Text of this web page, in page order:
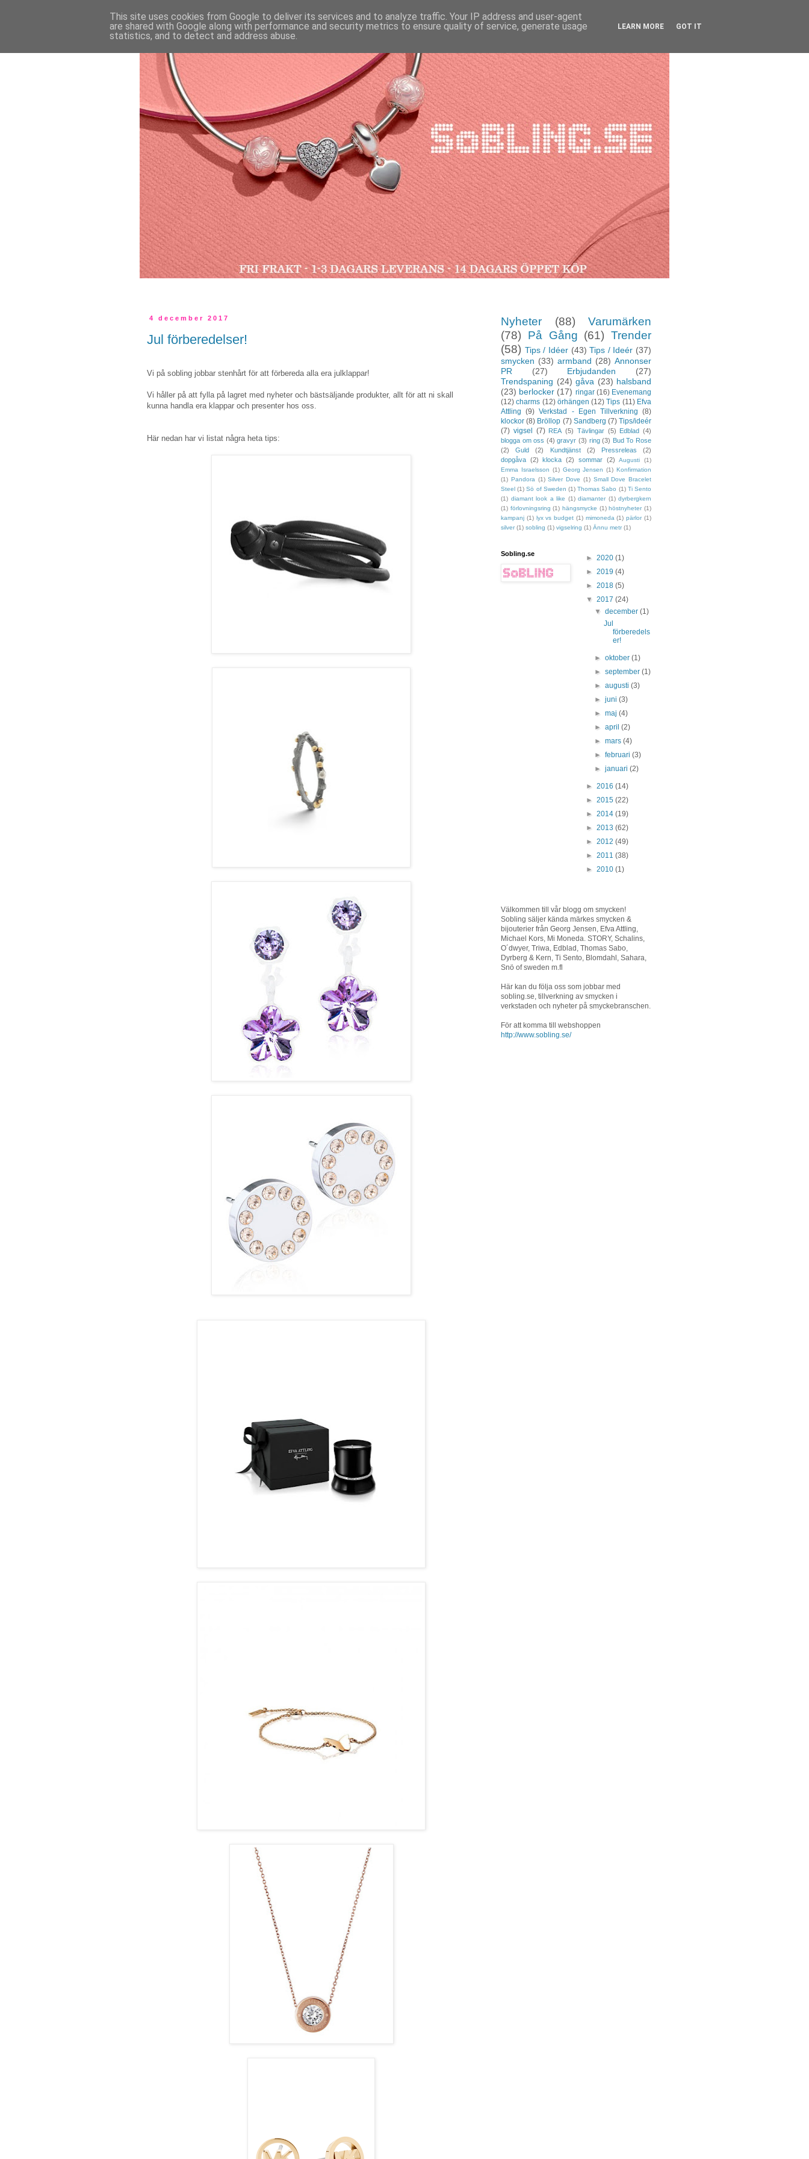
4 december 2017
Jul förberedelser!
Vi på sobling jobbar stenhårt för att förbereda alla era julklappar!
Vi håller på att fylla på lagret med nyheter och bästsäljande produkter, allt för att ni skall
kunna handla era klappar och presenter hos oss.
Här nedan har vi listat några heta tips:
Nyheter (88)
Varumärken
(78)
På Gång (61) Trender
(58) Tips / Idéer (43) Tips / Ideér (37)
smycken (33) armband (28) Annonser
PR
(27) Erbjudanden
(27)
Trendspaning (24) gåva (23) halsband
(23) berlocker (17) ringar (16) Evenemang
(12) charms (12) örhängen (12) Tips (11) Efva
Attling (9) Verkstad - Egen Tillverkning (8)
klockor (8) Bröllop (7) Sandberg (7) Tips/ideér
(7) vigsel (7) REA (5) Tävlingar (5) Edblad (4)
blogga om oss (4) gravyr (3) ring (3) Bud To Rose
(2)
Guld (2) Kundtjänst (2) Pressreleas
(2)
dopgåva (2) klocka (2) sommar (2) Augusti
(1)
Emma Israelsson (1) Georg Jensen (1) Konfirmation
(1) Pandora (1) Silver Dove (1) Small Dove Bracelet
Steel (1) Sö of Sweden (1) Thomas Sabo (1) Ti Sento
(1) diamant look a like (1) diamanter (1) dyrbergkern
(1) förlovningsring (1) hängsmycke (1) höstnyheter (1)
kampanj (1) lyx vs budget (1) mimoneda (1) pärlor (1)
silver (1) sobling (1) vigselring (1) Ännu metr (1)
Sobling.se ► 2020 (1)
► 2019 (4)
► 2018 (5)
▼ 2017 (24)
▼december(1)
Jul
förberedels
er!
►oktober(1)
►september(1)
►augusti(3)
►juni(3)
►maj(4)
►april(2)
►mars(4)
►februari(3)
►januari(2)
► 2016 (14)
► 2015 (22)
► 2014 (19)
► 2013 (62)
► 2012 (49)
► 2011 (38)
► 2010 (1)
Välkommen till vår blogg om smycken!
Sobling säljer kända märkes smycken &
bijouterier från Georg Jensen, Efva Attling,
Michael Kors, Mi Moneda. STORY, Schalins,
O´dwyer, Triwa, Edblad, Thomas Sabo,
Dyrberg & Kern, Ti Sento, Blomdahl, Sahara,
Snö of sweden m.fl
Här kan du följa oss som jobbar med
sobling.se, tillverkning av smycken i
verkstaden och nyheter på smyckebranschen.
För att komma till webshoppen
http://www.sobling.se/
This site uses cookies from Google to deliver its services and to analyze traffic. Your IP address and user-agent
are shared with Google along with performance and security metrics to ensure quality of service, generate usage
statistics, and to detect and address abuse.
LEARN MORE GOT IT